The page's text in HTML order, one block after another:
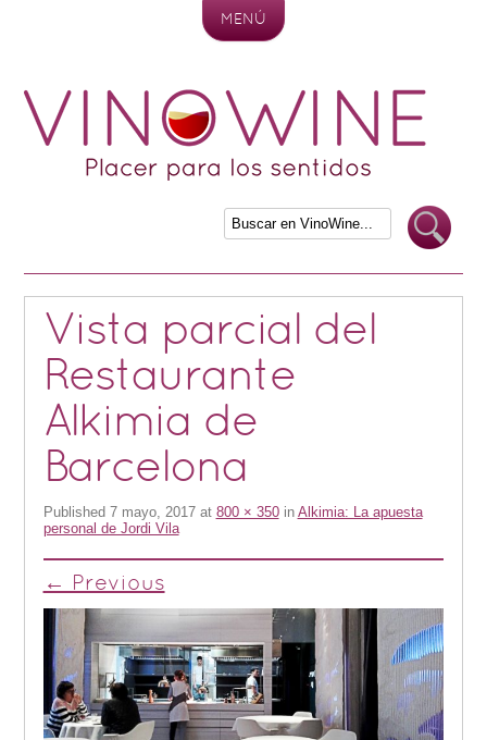
MENÚ
Vista parcial del
Restaurante
Alkimia de
Barcelona
Published 7 mayo, 2017at 800 × 350in Alkimia: La apuesta
personal de Jordi Vila
← Previous